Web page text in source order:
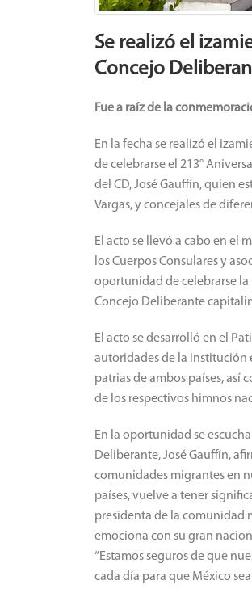
Se realizó el
Concejo
Fue a raíz de la
En la fecha se realizó el
de celebrarse el 213°
del CD, José Gauffín, quien
Vargas, y concejales de
El acto se llevó a cabo en el
los Cuerpos Consulares y
oportunidad de celebrarse la
Concejo Deliberante
El acto se desarrolló en el
autoridades de la institución
patrias de ambos países, así
de los respectivos himnos
En la oportunidad se
Deliberante, José Gauffín,
comunidades migrantes en
países, vuelve a tener
presidenta de la comunidad
emociona con su gran
“Estamos seguros de que
cada día para que México